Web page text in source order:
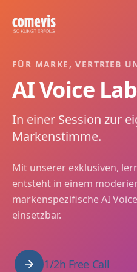
Im AI Voice Lab von
AI Voice Lab: Develop Your
FÜR MARKE, VERTRIEB
AI Voice Lab
In einer Session zur
Markenstimme.
Mit unserer exklusiven,
entsteht in einem
markenspezifische AI
einsetzbar.
1/2h Free Call